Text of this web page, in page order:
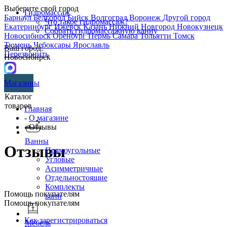
Выберите свой город
БарнаулБелгородБийск ВолгоградВоронеж Другой город
ЕкатеринбургИжевскКазаньНижний Новгород Новокузнецк
НовосибирскОренбургПермьСамараТольятти Томск
ТюменьЧебоксары Ярославль
Перезвонить
Гидромассаж
Что такое гидромассаж?
Собрать гидромассажную ванну
Ваш город:
Новосибирск
Магазины
Каталог
товаров
Ванны
Прямоугольные
Угловые
Асимметричные
Отдельностоящие
Комплекты
ванн
Мебель
Главная
- О магазине
- Отзывы
Отзывы
Помощь покупателям
Помощь покупателям
Как зарегистрироваться